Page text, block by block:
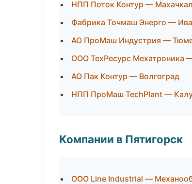
НПП Поток Контур —
Фабрика Точмаш Энерго —
АО ПроМаш Индустрия —
ООО ТехРесурс Мехатроника
АО Пак Контур — Волгоград
НПП ПроМаш TechPlant —
Компании в Пятигорск
ООО Line Industrial —